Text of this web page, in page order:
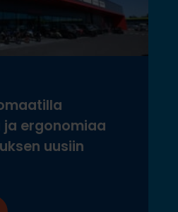
ergonomiaa
uusiin